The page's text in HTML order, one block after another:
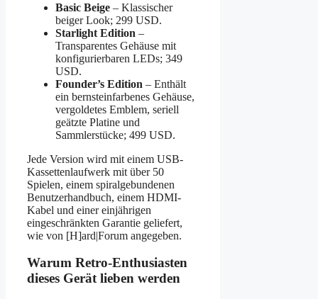
Basic Beige – Klassischer
beiger Look; 299 USD.
Starlight Edition –
Transparentes Gehäuse mit
konfigurierbaren LEDs; 349
USD.
Founder’s Edition – Enthält
ein bernsteinfarbenes Gehäuse,
vergoldetes Emblem, seriell
geätzte Platine und
Sammlerstücke; 499 USD.
Jede Version wird mit einem USB-
Kassettenlaufwerk mit über 50
Spielen, einem spiralgebundenen
Benutzerhandbuch, einem HDMI-
Kabel und einer einjährigen
eingeschränkten Garantie geliefert,
wie von [H]ard|Forum angegeben.
Warum Retro-Enthusiasten
dieses Gerät lieben werden